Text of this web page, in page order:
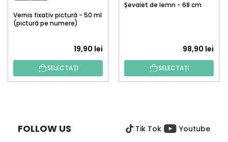
Vernis fixativ pictură - 50 ml
(pictură pe numere)
19,90 lei
SELECTAȚI
Șevalet de lemn - 68 cm
98,90 lei
SELECTAȚI
FOLLOW US Tik Tok Youtube